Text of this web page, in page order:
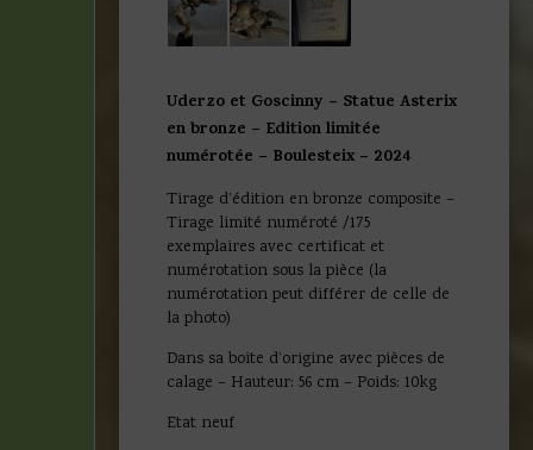
Uderzo et Goscinny – Statue Asterix
en bronze – Edition limitée
numérotée – Boulesteix – 2024
Tirage d’édition en bronze composite –
Tirage limité numéroté /175
exemplaires avec certificat et
numérotation sous la pièce (la
numérotation peut différer de celle de
la photo)
Dans sa boite d’origine avec pièces de
calage – Hauteur: 56 cm – Poids: 10kg
Etat neuf